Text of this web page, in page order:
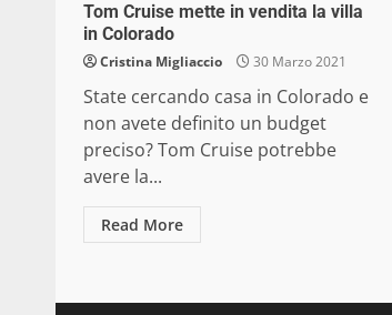
Tom Cruise mette in vendita la villa
in Colorado
Cristina Migliaccio 30 Marzo 2021
State cercando casa in Colorado e
non avete definito un budget
preciso? Tom Cruise potrebbe
avere la...
Read More